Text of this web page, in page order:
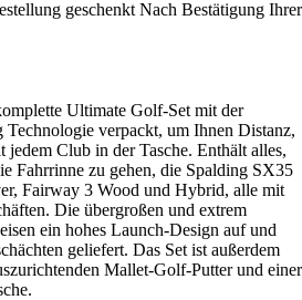
geschenkt Nach Bestätigung Ihrer
Ultimate Golf-Set mit der
Technologie verpackt, um Ihnen Distanz,
Club in der Tasche. Enthält alles,
Fahrrinne zu gehen, die Spalding SX35
Fairway 3 Wood und Hybrid, alle mit
Die übergroßen und extrem
ein hohes Launch-Design auf und
geliefert. Das Set ist außerdem
Mallet-Golf-Putter und einer